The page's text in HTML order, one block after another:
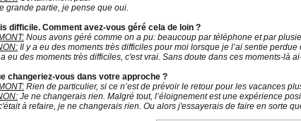
grande partie, je pense que oui.
difficile. Comment avez-vous géré cela de loin ?
Nous avons géré comme on a pu: beaucoup par téléphone et par
Il y a eu des moments très difficiles pour moi lorsque je l’ai sentie
eu des moments très difficiles, c'est vrai. Sans doute dans ces moments-là
changeriez-vous dans votre approche ?
Rien de particulier, si ce n’est de prévoir le retour pour les vacances
Je ne changerais rien. Malgré tout, l’éloignement est une expérience
à refaire, je ne changerais rien. Ou alors j'essayerais de faire en sorte